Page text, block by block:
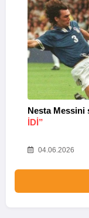
Nesta Messini
IDI”
04.06.2026